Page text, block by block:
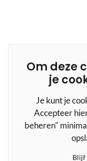
Om deze
je
Je kunt je
Accepteer
beheren"
Blijf